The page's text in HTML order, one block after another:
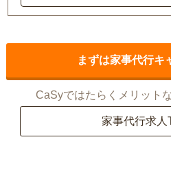
まずは家事代行キ
CaSyではたらくメリット
家事代行求人